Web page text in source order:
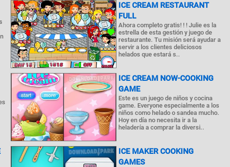
ICE CREAM RESTAURANT
FULL
Ahora completo gratis! ! ! Julie es la
estrella de esta gestión y juego de
restaurante. Tu misión será ayudar a
servir a los clientes deliciosos
helados que estará s..
ICE CREAM NOW-COOKING
GAME
Este es un juego de niños y cocina
game. Everyone especialmente a los
niños como helado o sandea mucho.
Hoy en día no necesita ir a la
heladería a comprar la diversi..
ICE MAKER COOKING
GAMES